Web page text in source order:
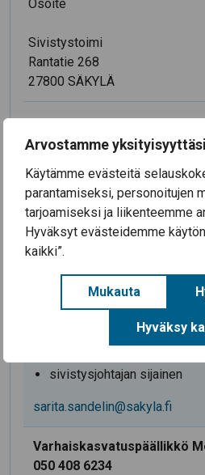
Arvostamme yksityisyyttäsi
Käytämme evästeitä
parantamiseksi, personoitujen
tarjoamiseksi ja liikenteemme
Hyväksyt evästeidemme
kaikki”.
Mukauta
Hyväksy
Osoite
Sivistystoimi
Rantatie 268
27800 SÄKYLÄ
Sivistysjohtaja Merja Ääri
merja.aari@sakyla.fi
Sivistystoimen
044 7831 070
(toisen asteen opetus:
oppilaitoksesta)
sivistysjohtajan sijainen
sarita.sandelin@sakyla.fi
Varhaiskasvatuspäällikkö
050 408 6234